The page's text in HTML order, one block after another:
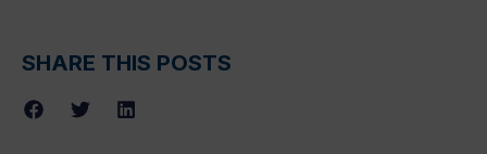
SHARE THIS POSTS